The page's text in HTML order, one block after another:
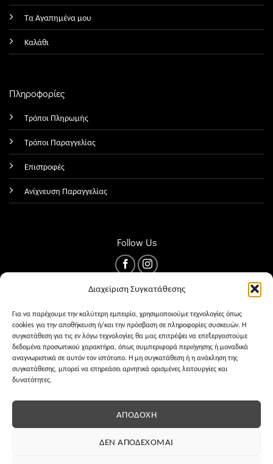
Διαχείριση Συγκατάθεσης
Για να παρέχουμε την καλύτερη εμπειρία, χρησιμοποιούμε τεχνολογίες όπως
cookies για την αποθήκευση ή/και την πρόσβαση σε πληροφορίες συσκευών. Η
συγκατάθεση για τις εν λόγω τεχνολογίες θα μας επιτρέψει να επεξεργαστούμε
δεδομένα προσωπικού χαρακτήρα, όπως συμπεριφορά περιήγησης ή μοναδικά
αναγνωριστικά σε αυτόν τον ιστότοπο. Η μη συγκατάθεση ή η ανάκληση της
συγκατάθεσης, μπορεί να επηρεάσει αρνητικά ορισμένες λειτουργίες και
δυνατότητες.
ΑΠΟΔΟΧΉ
ΔΕΝ ΑΠΟΔΈΧΟΜΑΙ
Τα Αγαπημένα μου
Καλάθι
Πληροφορίες
Τρόποι Πληρωμής
Τρόποι Παραγγελίας
Επιστροφές
Ανίχνευση Παραγγελίας
Follow Us
PRIVACY